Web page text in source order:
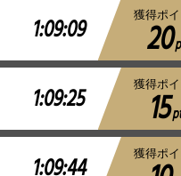
1:09:09 獲得ポ
20
1:09:25 獲得ポ
15
獲得ポ